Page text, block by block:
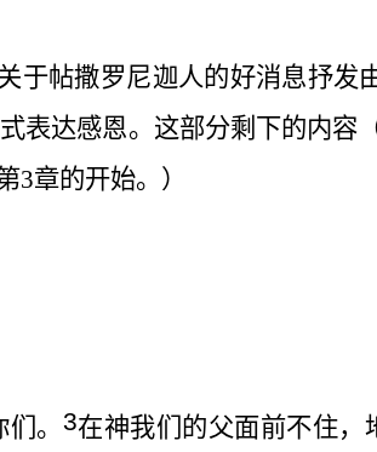
于帖撒罗尼迦人的好消息抒发
表达感恩。这部分剩下的内容
3章的开始。）
。 3在神我们的父面前不住，